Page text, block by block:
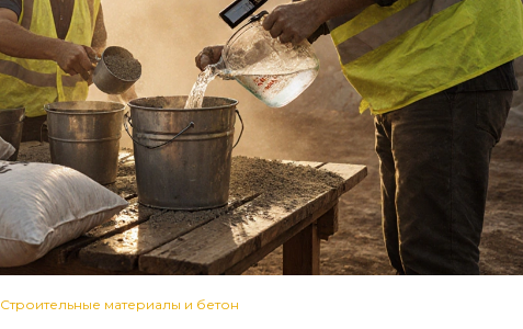
Строительные материалы и бетон